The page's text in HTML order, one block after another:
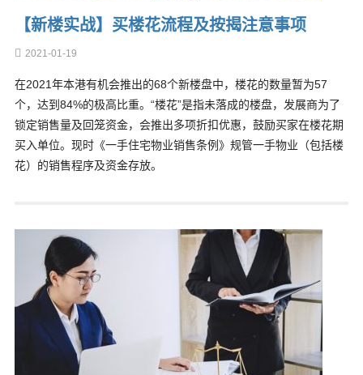
【新楼实战】买楼花流程及按揭注意事项
2021-01-19
在2021年本港有机会推出的68个新楼盘中，楼花的数量暂为57
个，达到84%的极高比重。“楼花”是指未落成的楼盘，发展商为了
锁定销售量及回笼资金，会推出多项折扣优惠，鼓励买家在楼花期
买入单位。现时《一手住宅物业销售条例》规管一手物业（包括楼
花）的销售程序及资金存放。